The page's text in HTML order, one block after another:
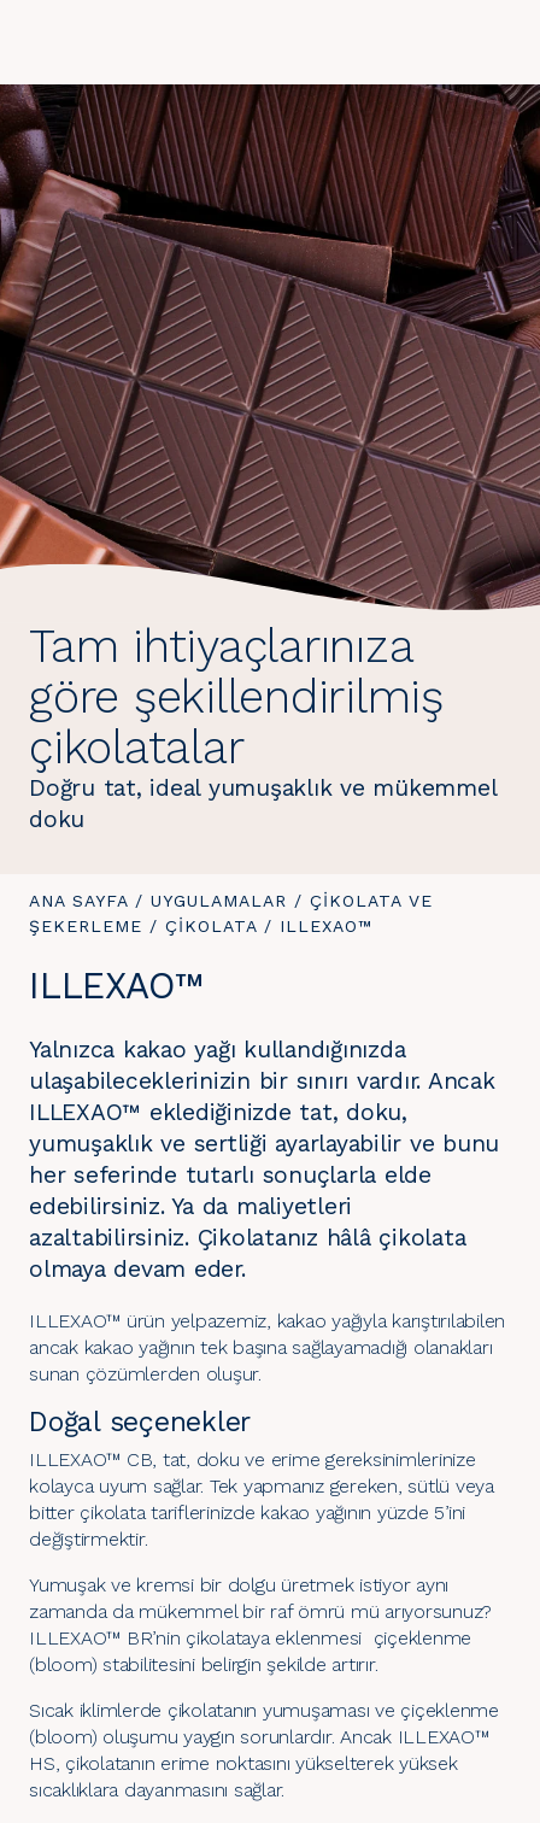
Tam ihtiyaçlarınıza
göre şekillendirilmiş
çikolatalar
Doğru tat, ideal yumuşaklık ve mükemmel
doku
BURADASINIZ:
ANA SAYFA / UYGULAMALAR / ÇIKOLATA VE
ŞEKERLEME / ÇIKOLATA / BURADASINIZ:
ILLEXAO™
ILLEXAO™
Yalnızca kakao yağı kullandığınızda
ulaşabileceklerinizin bir sınırı vardır. Ancak
ILLEXAO™ eklediğinizde tat, doku,
yumuşaklık ve sertliği ayarlayabilir ve bunu
her seferinde tutarlı sonuçlarla elde
edebilirsiniz. Ya da maliyetleri
azaltabilirsiniz. Çikolatanız hâlâ çikolata
olmaya devam eder.
ILLEXAO™ ürün yelpazemiz, kakao yağıyla karıştırılabilen
ancak kakao yağının tek başına sağlayamadığı olanakları
sunan çözümlerden oluşur.
Doğal seçenekler
ILLEXAO™ CB, tat, doku ve erime gereksinimlerinize
kolayca uyum sağlar. Tek yapmanız gereken, sütlü veya
bitter çikolata tariflerinizde kakao yağının yüzde 5’ini
değiştirmektir.
Yumuşak ve kremsi bir dolgu üretmek istiyor aynı
zamanda da mükemmel bir raf ömrü mü arıyorsunuz?
ILLEXAO™ BR’nin çikolataya eklenmesi çiçeklenme
(bloom) stabilitesini belirgin şekilde artırır.
Sıcak iklimlerde çikolatanın yumuşaması ve çiçeklenme
(bloom) oluşumu yaygın sorunlardır. Ancak ILLEXAO™
HS, çikolatanın erime noktasını yükselterek yüksek
sıcaklıklara dayanmasını sağlar.